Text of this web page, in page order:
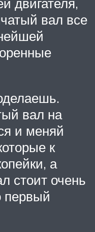
вал все
вал на
и меняй
к
а
стоит очень
первый